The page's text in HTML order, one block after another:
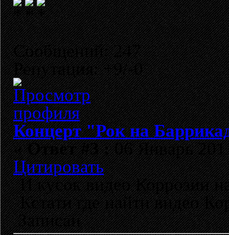
Сообщений: 247
Репутация: +9/-0
Концерт "Рок на
«Ответ #3 :06 Январь
Цитировать
И кусок видео Коррозии
Кстати где найти видео
Записан